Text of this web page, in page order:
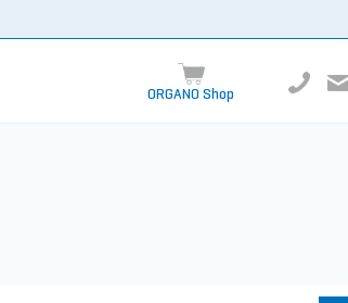
ORGANO Shop